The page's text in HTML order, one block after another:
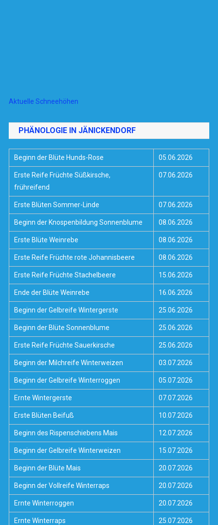
Aktuelle Schneehöhen
PHÄNOLOGIE IN JÄNICKENDORF
Beginn der Blüte Hunds-Rose 05.06.2026
Erste Reife Früchte Süßkirsche,
frühreifend
07.06.2026
Erste Blüten Sommer-Linde 07.06.2026
Beginn der Knospenbildung Sonnenblume 08.06.2026
Erste Blüte Weinrebe 08.06.2026
Erste Reife Früchte rote Johannisbeere 08.06.2026
Erste Reife Früchte Stachelbeere 15.06.2026
Ende der Blüte Weinrebe 16.06.2026
Beginn der Gelbreife Wintergerste 25.06.2026
Beginn der Blüte Sonnenblume 25.06.2026
Erste Reife Früchte Sauerkirsche 25.06.2026
Beginn der Milchreife Winterweizen 03.07.2026
Beginn der Gelbreife Winterroggen 05.07.2026
Ernte Wintergerste 07.07.2026
Erste Blüten Beifuß 10.07.2026
Beginn des Rispenschiebens Mais 12.07.2026
Beginn der Gelbreife Winterweizen 15.07.2026
Beginn der Blüte Mais 20.07.2026
Beginn der Vollreife Winterraps 20.07.2026
Ernte Winterroggen 20.07.2026
Ernte Winterraps 25.07.2026